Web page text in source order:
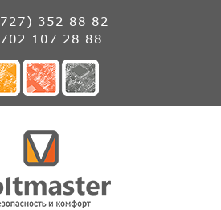
352 88 82
107 28 88